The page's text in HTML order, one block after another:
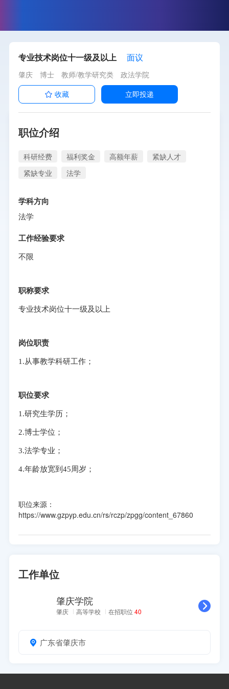
专业技术岗位十一级及以上 面议
肇庆 博士 教师/教学研究类
政法学院
收藏
立即投递
职位介绍
科研经费 福利奖金 高额年薪
紧缺人才
紧缺专业
法学
学科方向
法学
工作经验要求
不限
职称要求
专业技术岗位十一级及以上
岗位职责
1.从事教学科研工作；
职位要求
1.研究生学历；
2.博士学位；
3.法学专业；
4.年龄放宽到45周岁；
职位来源：
https://www.gzpyp.edu.cn/rs/rczp/zpgg/content_67860
工作单位
肇庆学院
肇庆 高等学校 在招职位 40
广东省肇庆市